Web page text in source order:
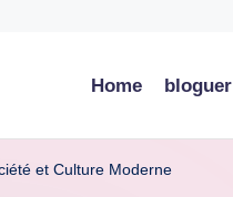
Home bloguer
et Culture Moderne